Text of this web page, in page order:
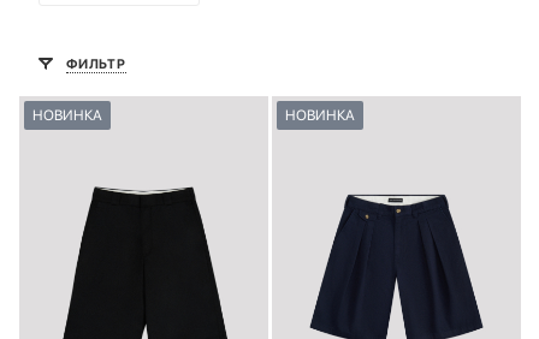
ФИЛЬТР
НОВИНКА НОВИНКА